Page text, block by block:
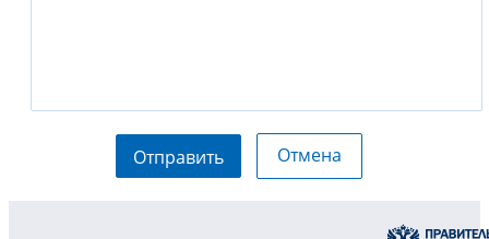
Отправить Отмена